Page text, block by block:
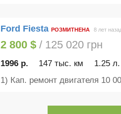
Ford Fiesta РОЗМИТНЕНА 8 лет
2 800 $/ 125 020 грн
1996 р. 147 тыс. км 1.25
1) Кап. ремонт двигателя 10